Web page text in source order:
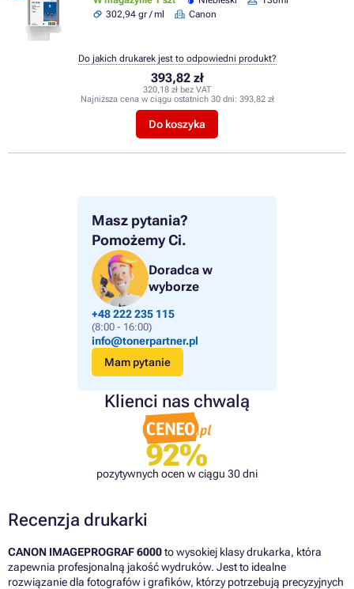
Masz pytania?
Pomożemy Ci.
Doradca w
wyborze
+48 222 235 115
(8:00 - 16:00)
info@tonerpartner.pl
Mam pytanie
Klienci nas chwalą
92%
pozytywnych ocen w ciągu 30 dni
302,94 gr / ml
Canon
393,82 zł
320,18 zł bez VAT
Najniższa cena w ciągu ostatnich 30 dni: 393,82 zł
Do koszyka
Do jakich drukarek jest to odpowiedni produkt?
Recenzja drukarki
CANON IMAGEPROGRAF 6000to wysokiej klasy drukarka, która
zapewnia profesjonalną jakość wydruków. Jest to idealne
rozwiązanie dla fotografów i grafików, którzy potrzebują precyzyjnych